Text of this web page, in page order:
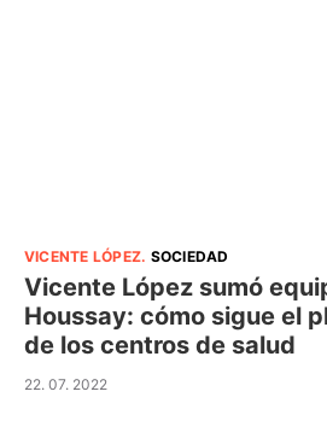
VICENTE LÓPEZ. SOCIEDAD
Vicente López sumó
Houssay: cómo sigue el
de los centros de salud
22. 07. 2022